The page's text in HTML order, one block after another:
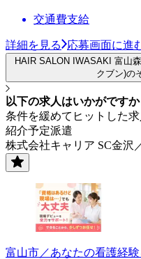
交通費支給
詳細を見る 応募画面に進
HAIR SALON IWASAKI 富山
クブン)の
以下の求人はいかがですか
条件を緩めてヒットした
紹介予定派遣
株式会社キャリア SC金沢
富山市／あなたの看護経